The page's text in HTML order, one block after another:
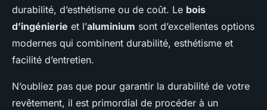
durabilité, d’esthétisme ou de coût. Le bois
d’ingénierie et l’aluminium sont d’excellentes options
modernes qui combinent durabilité, esthétisme et
facilité d’entretien.
N’oubliez pas que pour garantir la durabilité de votre
revêtement, il est primordial de procéder à un